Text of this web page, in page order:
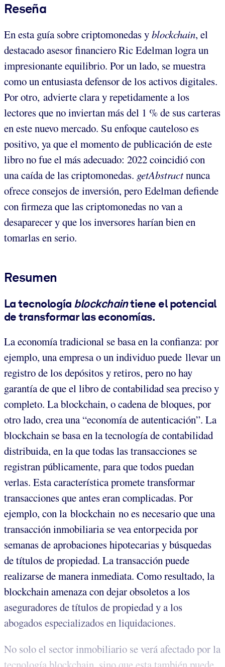
Reseña
En esta guía sobre criptomonedas yblockchain, el
destacado asesor financiero Ric Edelman logra un
impresionante equilibrio. Por un lado, se muestra
como un entusiasta defensor de los activos digitales.
Por otro, advierte clara y repetidamente a los
lectores que no inviertan más del 1 % de sus carteras
en este nuevo mercado. Su enfoque cauteloso es
positivo, ya que el momento de publicación de este
libro no fue el más adecuado: 2022 coincidió con
una caída de las criptomonedas. getAbstractnunca
ofrece consejos de inversión, pero Edelman defiende
con firmeza que las criptomonedas no van a
desaparecer y que los inversores harían bien en
tomarlas en serio.
Resumen
La tecnología blockchaintiene el potencial
de transformar las economías.
La economía tradicional se basa en la confianza: por
ejemplo, una empresa o un individuo puede llevar un
registro de los depósitos y retiros, pero no hay
garantía de que el libro de contabilidad sea preciso y
completo. La blockchain, o cadena de bloques, por
otro lado, crea una “economía de autenticación”. La
blockchain se basa en la tecnología de contabilidad
distribuida, en la que todas las transacciones se
registran públicamente, para que todos puedan
verlas. Esta característica promete transformar
transacciones que antes eran complicadas. Por
ejemplo, con la blockchain no es necesario que una
transacción inmobiliaria se vea entorpecida por
semanas de aprobaciones hipotecarias y búsquedas
de títulos de propiedad. La transacción puede
realizarse de manera inmediata. Como resultado, la
blockchain amenaza con dejar obsoletos a los
aseguradores de títulos de propiedad y a los
abogados especializados en liquidaciones.
No solo el sector inmobiliario se verá afectado por la